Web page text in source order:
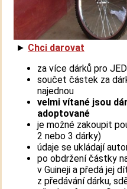
► Chci darovat
za více dárků pro
součet částek za
najednou
velmi vítané jsou
adoptované
je možné zakoupit
2 nebo 3 dárky)
údaje se ukládají
po obdržení částky
v Guineji a předá jej
z předávání dárku,